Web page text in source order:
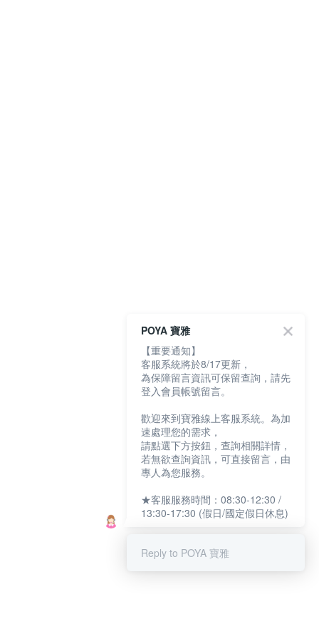
POYA 寶雅
【重要通知】
客服系統將於8/17更新，
為保障留言資訊可保留查詢，請先
登入會員帳號留言。
歡迎來到寶雅線上客服系統。為加
速處理您的需求，
請點選下方按鈕，查詢相關詳情，
若無欲查詢資訊，可直接留言，由
專人為您服務。
★客服服務時間：08:30-12:30 /
13:30-17:30 (假日/國定假日休息)
Reply to POYA 寶雅